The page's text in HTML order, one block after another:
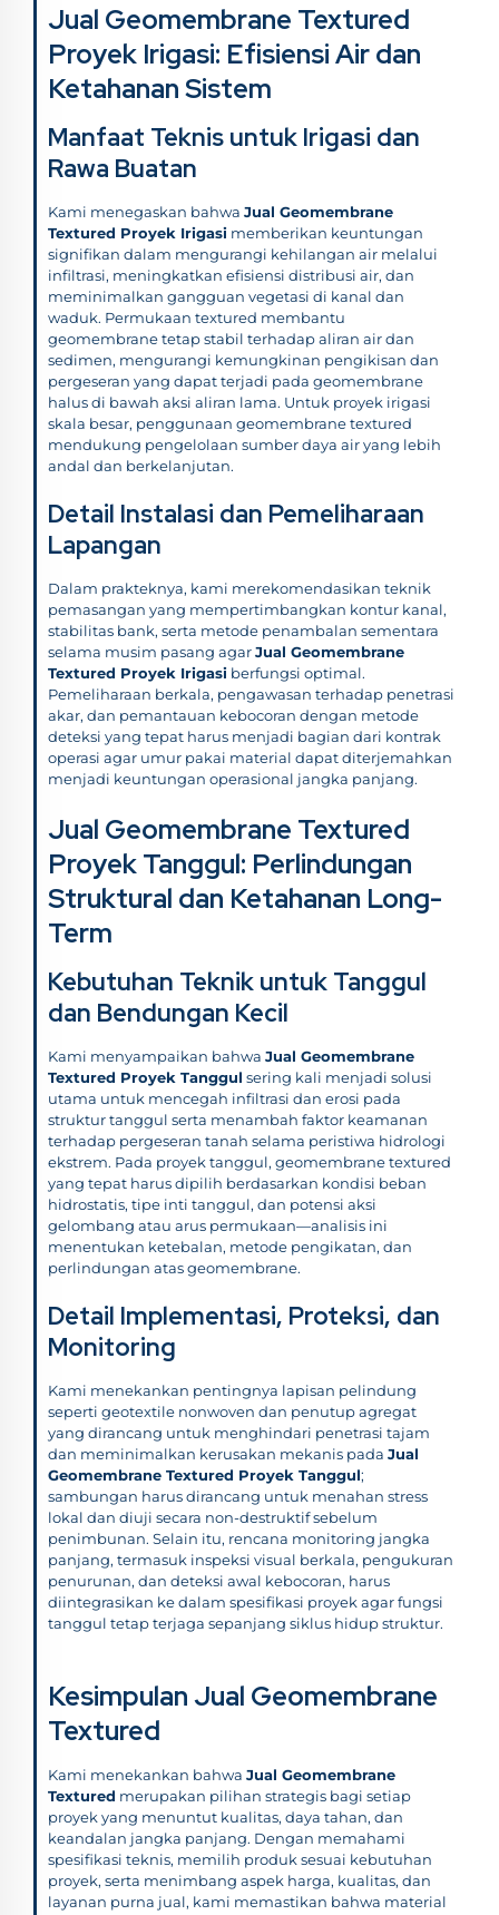
Jual Geomembrane Textured
Proyek Irigasi: Efisiensi Air dan
Ketahanan Sistem
Manfaat Teknis untuk Irigasi dan
Rawa Buatan
Kami menegaskan bahwa Jual Geomembrane
Textured Proyek Irigasi memberikan keuntungan
signifikan dalam mengurangi kehilangan air melalui
infiltrasi, meningkatkan efisiensi distribusi air, dan
meminimalkan gangguan vegetasi di kanal dan
waduk. Permukaan textured membantu
geomembrane tetap stabil terhadap aliran air dan
sedimen, mengurangi kemungkinan pengikisan dan
pergeseran yang dapat terjadi pada geomembrane
halus di bawah aksi aliran lama. Untuk proyek irigasi
skala besar, penggunaan geomembrane textured
mendukung pengelolaan sumber daya air yang lebih
andal dan berkelanjutan.
Detail Instalasi dan Pemeliharaan
Lapangan
Dalam prakteknya, kami merekomendasikan teknik
pemasangan yang mempertimbangkan kontur kanal,
stabilitas bank, serta metode penambalan sementara
selama musim pasang agarJual Geomembrane
Textured Proyek Irigasi berfungsi optimal.
Pemeliharaan berkala, pengawasan terhadap penetrasi
akar, dan pemantauan kebocoran dengan metode
deteksi yang tepat harus menjadi bagian dari kontrak
operasi agar umur pakai material dapat diterjemahkan
menjadi keuntungan operasional jangka panjang.
Jual Geomembrane Textured
Proyek Tanggul: Perlindungan
Struktural dan Ketahanan Long-
Term
Kebutuhan Teknik untuk Tanggul
dan Bendungan Kecil
Kami menyampaikan bahwa Jual Geomembrane
Textured Proyek Tanggul sering kali menjadi solusi
utama untuk mencegah infiltrasi dan erosi pada
struktur tanggul serta menambah faktor keamanan
terhadap pergeseran tanah selama peristiwa hidrologi
ekstrem. Pada proyek tanggul, geomembrane textured
yang tepat harus dipilih berdasarkan kondisi beban
hidrostatis, tipe inti tanggul, dan potensi aksi
gelombang atau arus permukaan—analisis ini
menentukan ketebalan, metode pengikatan, dan
perlindungan atas geomembrane.
Detail Implementasi, Proteksi, dan
Monitoring
Kami menekankan pentingnya lapisan pelindung
seperti geotextile nonwoven dan penutup agregat
yang dirancang untuk menghindari penetrasi tajam
dan meminimalkan kerusakan mekanis pada Jual
Geomembrane Textured Proyek Tanggul;
sambungan harus dirancang untuk menahan stress
lokal dan diuji secara non-destruktif sebelum
penimbunan. Selain itu, rencana monitoring jangka
panjang, termasuk inspeksi visual berkala, pengukuran
penurunan, dan deteksi awal kebocoran, harus
diintegrasikan ke dalam spesifikasi proyek agar fungsi
tanggul tetap terjaga sepanjang siklus hidup struktur.
Kesimpulan Jual Geomembrane
Textured
Kami menekankan bahwa Jual Geomembrane
Textured merupakan pilihan strategis bagi setiap
proyek yang menuntut kualitas, daya tahan, dan
keandalan jangka panjang. Dengan memahami
spesifikasi teknis, memilih produk sesuai kebutuhan
proyek, serta menimbang aspek harga, kualitas, dan
layanan purna jual, kami memastikan bahwa material